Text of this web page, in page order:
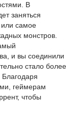
В
заняться
или самое
монстров.
и вы соединили
стало более
геймерам
чтобы